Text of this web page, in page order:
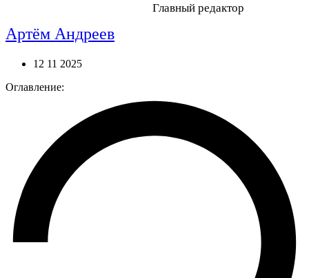
Главный редактор
Артём Андреев
12 11 2025
Оглавление: